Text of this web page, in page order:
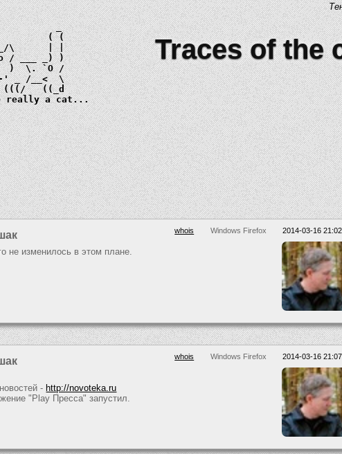
               _
              ( (
/\___/\      | |
/ ___ _) )
_(  Y  )  \. `O /
((_ `^-' _ /__<  \
`-' (((/   ((_d
really a cat...
Traces of the
2014-03-16 21:02
Windows Firefox
whois
не изменилось в этом плане.
2014-03-16 21:07
Windows Firefox
whois
- http://novoteka.ru
"Play Пресса" запустил.